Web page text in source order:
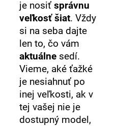
je nosiť správnu
veľkosť šiat. Vždy
si na seba dajte
len to, čo vám
aktuálne sedí.
Vieme, aké ťažké
je nesiahnuť po
inej veľkosti, ak v
tej vašej nie je
dostupný model,